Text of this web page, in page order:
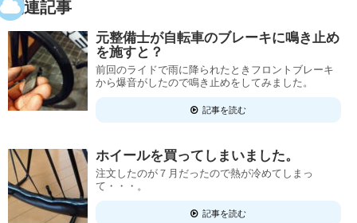
関連記事
元整備士が自転車のブレーキに鳴き止め
を施すと？
前回のライドで雨に降られたときフロントブレーキ
から爆音がしたので鳴き止めをしてみました。
記事を読む
ホイールを買ってしまいました。
注文したのが７月だったので熱が冷めてしまっ
て・・・。
記事を読む